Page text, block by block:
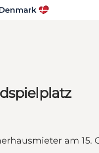
am